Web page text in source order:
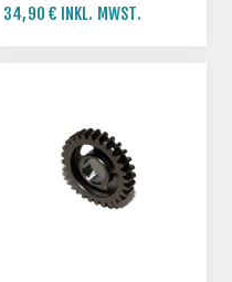
34,90 € INKL. MWST.